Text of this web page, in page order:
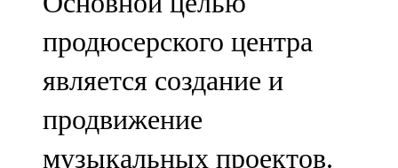
продюсерского центра
является создание и
продвижение
музыкальных проектов.